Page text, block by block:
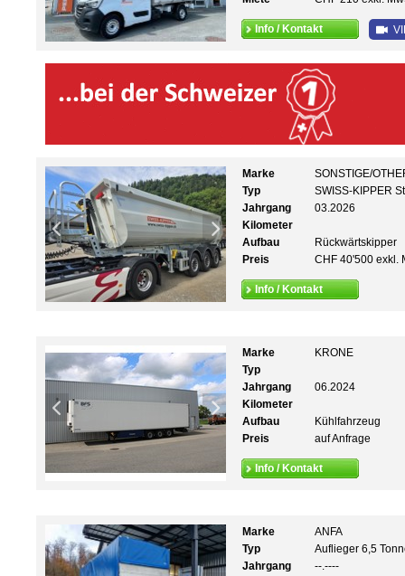
Info / Kontakt
Marke
SONSTIGE/
Typ
SWISS-KIPPER
Jahrgang
03.2026
Kilometer
Aufbau
Rückwärtskipper
Preis
CHF 40'500 exkl.
Info / Kontakt
Marke
KRONE
Typ
Jahrgang
06.2024
Kilometer
Aufbau
Kühlfahrzeug
Preis
auf Anfrage
Info / Kontakt
Marke
ANFA
Typ
Auflieger 6,5
Jahrgang
--.----